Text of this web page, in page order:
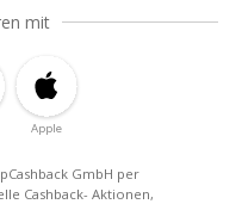
mit
Apple
GmbH per
Cashback- Aktionen,